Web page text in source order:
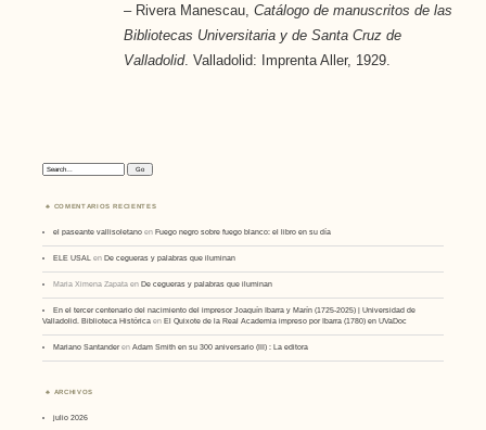
– Rivera Manescau, Catálogo de manuscritos de las
Bibliotecas Universitaria y de Santa Cruz de
Valladolid. Valladolid: Imprenta Aller, 1929.
Search:
COMENTARIOS RECIENTES
el paseante vallisoletano enFuego negro sobre fuego blanco: el libro en su día
ELE USAL enDe cegueras y palabras que iluminan
Maria Ximena Zapata enDe cegueras y palabras que iluminan
En el tercer centenario del nacimiento del impresor Joaquín Ibarra y Marín (1725-2025) | Universidad de
Valladolid. Biblioteca Histórica enEl Quixote de la Real Academia impreso por Ibarra (1780) en UVaDoc
Mariano SantanderenAdam Smith en su 300 aniversario (III) : La editora
ARCHIVOS
julio 2026